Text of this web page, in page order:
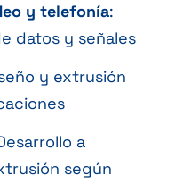
y telefonía:
datos y señales
y extrusión
a
según